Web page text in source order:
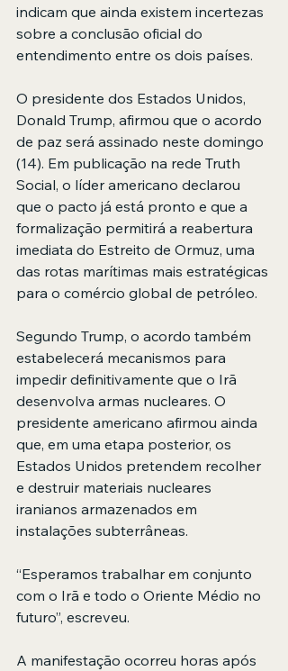
indicam que ainda existem incertezas
sobre a conclusão oficial do
entendimento entre os dois países.
O presidente dos Estados Unidos,
Donald Trump, afirmou que o acordo
de paz será assinado neste domingo
(14). Em publicação na rede Truth
Social, o líder americano declarou
que o pacto já está pronto e que a
formalização permitirá a reabertura
imediata do Estreito de Ormuz, uma
das rotas marítimas mais estratégicas
para o comércio global de petróleo.
Segundo Trump, o acordo também
estabelecerá mecanismos para
impedir definitivamente que o Irã
desenvolva armas nucleares. O
presidente americano afirmou ainda
que, em uma etapa posterior, os
Estados Unidos pretendem recolher
e destruir materiais nucleares
iranianos armazenados em
instalações subterrâneas.
“Esperamos trabalhar em conjunto
com o Irã e todo o Oriente Médio no
futuro”, escreveu.
A manifestação ocorreu horas após